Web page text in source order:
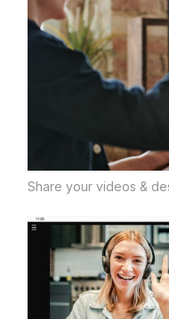
Share your videos &